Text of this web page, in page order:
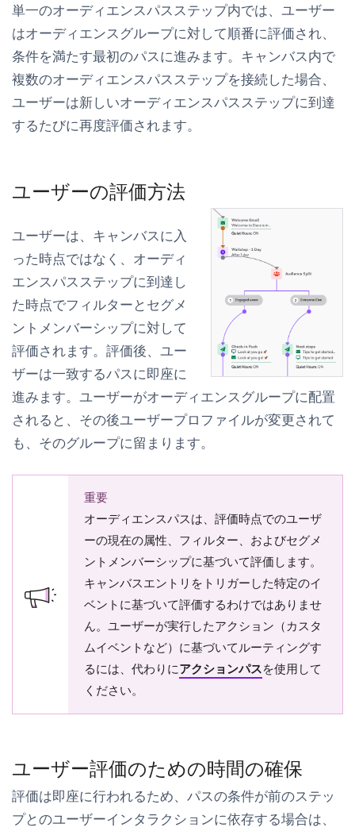
単一のオーディエンスパスステップ内では、ユーザー
はオーディエンスグループに対して順番に評価され、
条件を満たす最初のパスに進みます。キャンバス内で
複数のオーディエンスパスステップを接続した場合、
ユーザーは新しいオーディエンスパスステップに到達
するたびに再度評価されます。
ユーザーの評価方法
ユーザーは、キャンバスに入
った時点ではなく、 オーディ
エンスパスステップに到達し
た時点でフィルターとセグメ
ントメンバーシップに対して
評価されます。評価後、ユー
ザーは一致するパスに即座に
進みます。ユーザーがオーディエンスグループに配置
されると、その後ユーザープロファイルが変更されて
も、そのグループに留まります。
重要
オーディエンスパスは、評価時点でのユーザ
ーの現在の属性、フィルター、およびセグメ
ントメンバーシップに基づいて評価します。
キャンバスエントリをトリガーした特定のイ
ベントに基づいて評価するわけではありませ
ん。ユーザーが実行したアクション（カスタ
ムイベントなど）に基づいてルーティングす
るには、代わりにアクションパスを使用して
ください。
ユーザー評価のための時間の確保
評価は即座に行われるため、パスの条件が前のステッ
プとのユーザーインタラクションに依存する場合は、